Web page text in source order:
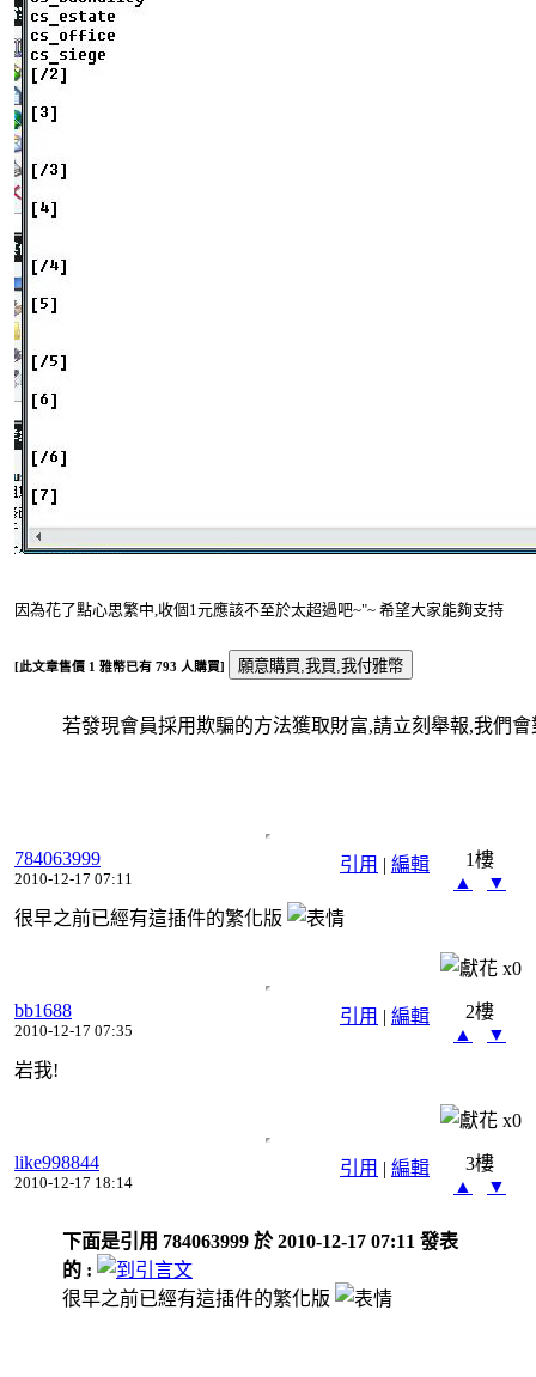
因為花了點心思繁中,收個1元應該不至於太超過吧~"~ 希望大家能夠支持
[此文章售價 1 雅幣已有 793 人購買]
若發現會員採用欺騙的方法獲取財富,請立刻舉報,我們
引用 | 編輯
784063999
2010-12-17 07:11
1樓
▲
▼
很早之前已經有這插件的繁化版
x0
引用 | 編輯
bb1688
2010-12-17 07:35
2樓
▲
▼
岩我!
x0
引用 | 編輯
like998844
2010-12-17 18:14
3樓
▲
▼
下面是引用 784063999 於 2010-12-17 07:11 發表
的 :
很早之前已經有這插件的繁化版